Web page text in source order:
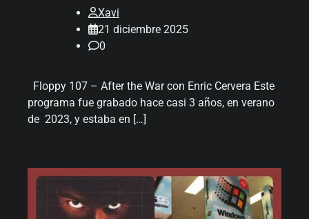
Xavi
21 diciembre 2025
0
Floppy 107 – After the War con Enric Cervera Este
programa fue grabado hace casi 3 años, en verano
de 2023, y estaba en […]